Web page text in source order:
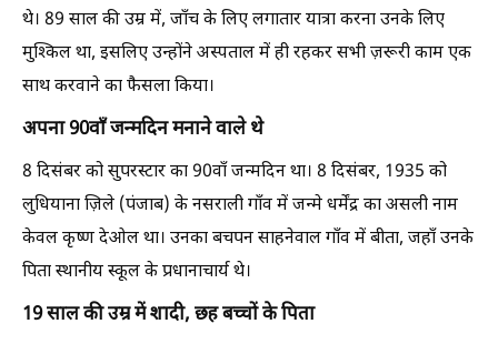
थे। 89 साल की उम्र में, जाँच के लिए लगातार यात्रा करना उनके लिए
मुश्किल था, इसलिए उन्होंने अस्पताल में ही रहकर सभी ज़रूरी काम एक
साथ करवाने का फैसला किया।
अपना 90वाँ जन्मदिन मनाने वाले थे
8 दिसंबर को सुपरस्टार का 90वाँ जन्मदिन था। 8 दिसंबर, 1935 को
लुधियाना ज़िले (पंजाब) के नसराली गाँव में जन्मे धर्मेंद्र का असली नाम
केवल कृष्ण देओल था। उनका बचपन साहनेवाल गाँव में बीता, जहाँ उनके
पिता स्थानीय स्कूल के प्रधानाचार्य थे।
19 साल की उम्र में शादी, छह बच्चों के पिता